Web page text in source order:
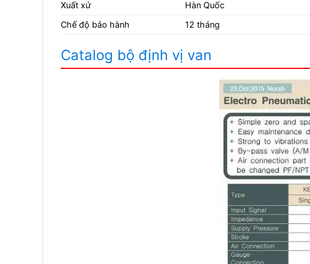
Xuất xứ
Hàn Quốc
Chế độ bảo hành
12 tháng
Catalog bộ định vị van